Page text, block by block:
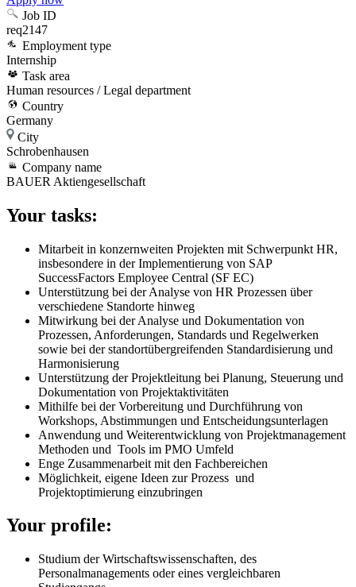
Job ID
req2147
Employment type
Internship
Task area
Human resources / Legal department
Country
Germany
City
Schrobenhausen
Company name
BAUER Aktiengesellschaft
Your tasks:
Mitarbeit in konzernweiten Projekten mit Schwerpunkt HR,
insbesondere in der Implementierung von SAP
SuccessFactors Employee Central (SF EC)
Unterstützung bei der Analyse von HR Prozessen über
verschiedene Standorte hinweg
Mitwirkung bei der Analyse und Dokumentation von
Prozessen, Anforderungen, Standards und Regelwerken
sowie bei der standortübergreifenden Standardisierung und
Harmonisierung
Unterstützung der Projektleitung bei Planung, Steuerung und
Dokumentation von Projektaktivitäten
Mithilfe bei der Vorbereitung und Durchführung von
Workshops, Abstimmungen und Entscheidungsunterlagen
Anwendung und Weiterentwicklung von Projektmanagement
Methoden und Tools im PMO Umfeld
Enge Zusammenarbeit mit den Fachbereichen
Möglichkeit, eigene Ideen zur Prozess und
Projektoptimierung einzubringen
Your profile:
Studium der Wirtschaftswissenschaften, des
Personalmanagements oder eines vergleichbaren